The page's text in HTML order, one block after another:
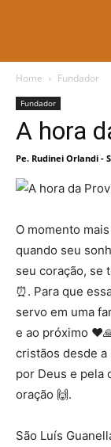
Home Fundador
Fundador
A hora
Pe. Rudinei Orlandi -
O momento
quando seu
seu coração, se
⏰. Para que
servo em uma
e ao próximo
cristãos desde a
por Deus e pela
oração 🙌.
São Luís